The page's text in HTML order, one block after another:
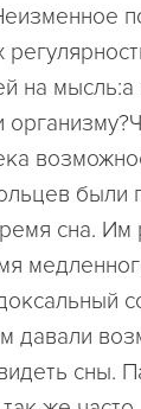
на
были
сна. Им
давали
сны.